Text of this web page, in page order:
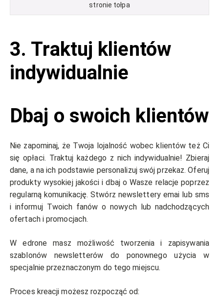
stronie tołpa
3. Traktuj klientów
indywidualnie
Dbaj o swoich klientów
Nie zapominaj, że Twoja lojalność wobec klientów też Ci
się opłaci. Traktuj każdego z nich indywidualnie! Zbieraj
dane, a na ich podstawie personalizuj swój przekaz. Oferuj
produkty wysokiej jakości i dbaj o Wasze relacje poprzez
regularną komunikację. Stwórz newslettery emai lub sms
i informuj Twoich fanów o nowych lub nadchodzących
ofertach i promocjach.
W edrone masz możliwość tworzenia i zapisywania
szablonów newsletterów do ponownego użycia w
specjalnie przeznaczonym do tego miejscu.
Proces kreacji możesz rozpocząć od: